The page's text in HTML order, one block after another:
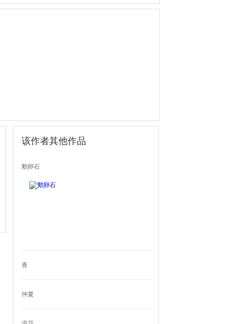
该作者其他作品
鹅卵石
青
仲夏